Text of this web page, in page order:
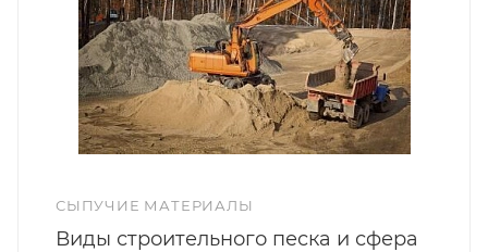
СЫПУЧИЕ МАТЕРИАЛЫ
Виды строительного песка и сфера